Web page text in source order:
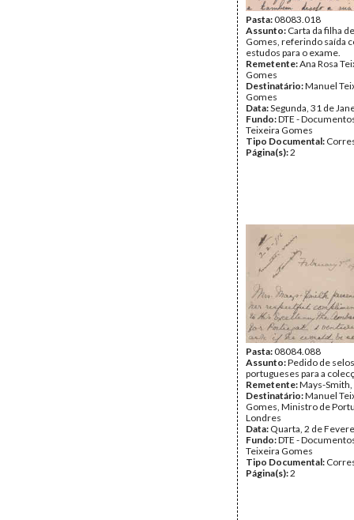
Pasta:08083.018
Assunto: Carta da filha
Gomes, referindo saída
estudos para o exame.
Remetente:Ana Rosa
Gomes
Destinatário:Manuel
Gomes
Data:Segunda, 31 de
Fundo:DTE -
Teixeira Gomes
Tipo Documental:
Página(s):2
Pasta:08084.088
Assunto:Pedido de
portugueses para a
Remetente:Mays-
Destinatário:Manuel
Gomes, Ministro de
Londres
Data: Quarta, 2 de
Fundo:DTE -
Teixeira Gomes
Tipo Documental:
Página(s):2